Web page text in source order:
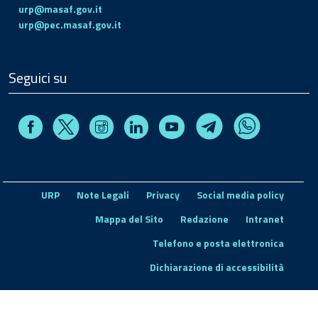
urp@masaf.gov.it
urp@pec.masaf.gov.it
Seguici su
FacebookX InstagramLinkedin Youtube TelegramWhatsapp
URP Note Legali Privacy
Social media policy
Mappa del Sito
Redazione
Intranet
Telefono e posta elettronica
Dichiarazione di accessibilità